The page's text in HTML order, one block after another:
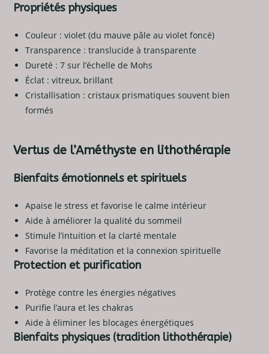
Propriétés physiques
Couleur : violet (du mauve pâle au violet foncé)
Transparence : translucide à transparente
Dureté : 7 sur l’échelle de Mohs
Éclat : vitreux, brillant
Cristallisation : cristaux prismatiques souvent bien
formés
Vertus de l’Améthyste en lithothérapie
Bienfaits émotionnels et spirituels
Apaise le stress et favorise le calme intérieur
Aide à améliorer la qualité du sommeil
Stimule l’intuition et la clarté mentale
Favorise la méditation et la connexion spirituelle
Protection et purification
Protège contre les énergies négatives
Purifie l’aura et les chakras
Aide à éliminer les blocages énergétiques
Bienfaits physiques (tradition lithothérapie)